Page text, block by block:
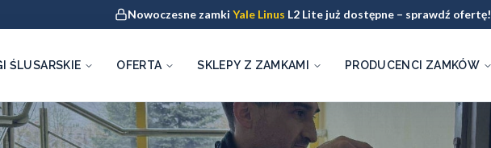
Nowoczesne zamki Yale Linus L2 Lite już dostępne – sprawdź ofertę!
ŚLUSARSKIE OFERTA SKLEPY Z ZAMKAMI PRODUCENCI ZAMKÓW